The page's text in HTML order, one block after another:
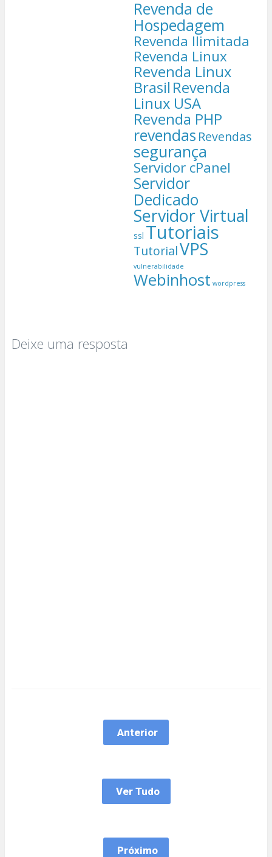
Revenda de
Hospedagem
Revenda Ilimitada
Revenda Linux
Revenda Linux
Brasil Revenda
Linux USA
Revenda PHP
revendas Revendas
segurança
Servidor cPanel
Servidor
Dedicado
Servidor Virtual
ssl Tutoriais
TutorialVPS
vulnerabilidade
Webinhost wordpress
Deixe uma resposta
Anterior
Ver Tudo
Próximo